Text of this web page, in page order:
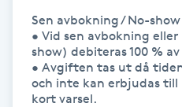
Hårbottenbehandling
Hårförlängning
Sen avbokning / No-show
• Vid sen avbokning
show) debiteras 100 %
• Avgiften tas ut då
och inte kan erbjudas till
kort varsel.